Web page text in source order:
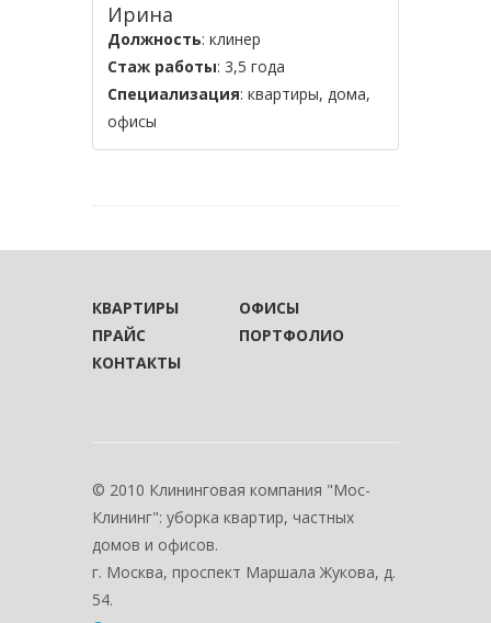
Ирина
Должность: клинер
Стаж работы: 3,5 года
Специализация: квартиры, дома,
офисы
КВАРТИРЫ
ОФИСЫ
ПРАЙС
ПОРТФОЛИО
КОНТАКТЫ
© 2010 Клининговая компания "Мос-
Клининг": уборка квартир, частных
домов и офисов.
г. Москва, проспект Маршала Жукова, д.
54.